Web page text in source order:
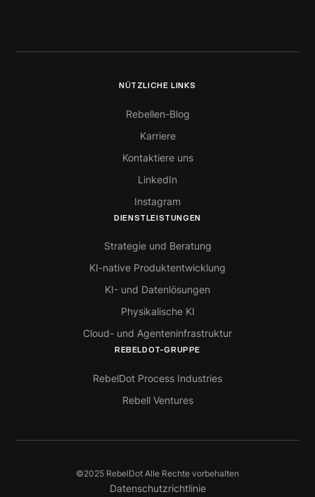
NÜTZLICHE LINKS
Rebellen-Blog
Karriere
Kontaktiere uns
LinkedIn
Instagram
DIENSTLEISTUNGEN
Strategie und Beratung
KI-native Produktentwicklung
KI- und Datenlösungen
Physikalische KI
Cloud- und Agenteninfrastruktur
REBELDOT-GRUPPE
RebelDot Process Industries
Rebell Ventures
©2025 RebelDot Alle Rechte vorbehalten
Datenschutzrichtlinie